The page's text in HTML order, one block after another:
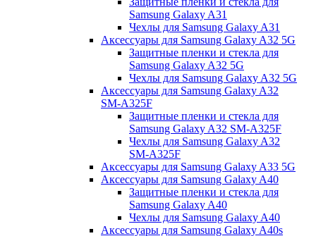
Samsung Galaxy A31
Чехлы для Samsung Galaxy A31
Аксессуары для Samsung Galaxy A32 5G
Защитные пленки и стекла для
Samsung Galaxy A32 5G
Чехлы для Samsung Galaxy A32 5G
Аксессуары для Samsung Galaxy A32
SM-A325F
Защитные пленки и стекла для
Samsung Galaxy A32 SM-A325F
Чехлы для Samsung Galaxy A32
SM-A325F
Аксессуары для Samsung Galaxy A33 5G
Аксессуары для Samsung Galaxy A40
Защитные пленки и стекла для
Samsung Galaxy A40
Чехлы для Samsung Galaxy A40
Аксессуары для Samsung Galaxy A40s